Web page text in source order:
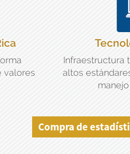
valores
Infraestructura
altos
Compra de